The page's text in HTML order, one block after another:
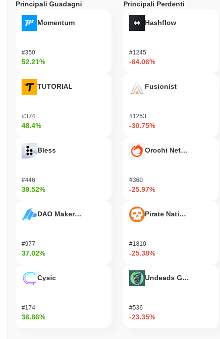
Principali Guadagni
Momentum
#350
52.21%
TUTORIAL
#374
48.4%
Bless
#446
39.52%
DAO Maker Token
#977
37.02%
Cysic
#174
36.86%
Principali Perdenti
Hashflow
#1245
-64.06%
Fusionist
#1253
-30.75%
Orochi Network
#360
-25.97%
Pirate Nation Token
#1810
-25.38%
Undeads Games
#536
-23.35%